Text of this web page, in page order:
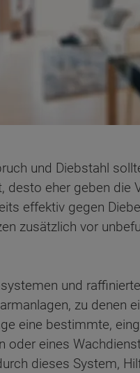
und Diebstahl
desto eher geben die
effektiv gegen
zusätzlich vor
und
zu denen
eine bestimmte,
oder eines
dieses System,